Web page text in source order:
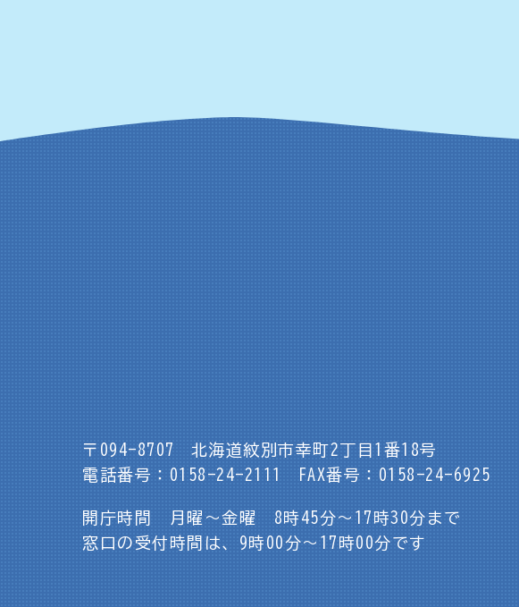
〒094-8707
北海道紋別市幸町2丁目1番18号
電話番号：0158-24-2111
FAX番号：0158-24-6925
開庁時間 月曜～金曜 8時45分～17時30分まで
窓口の受付時間は、9時00分～17時00分です